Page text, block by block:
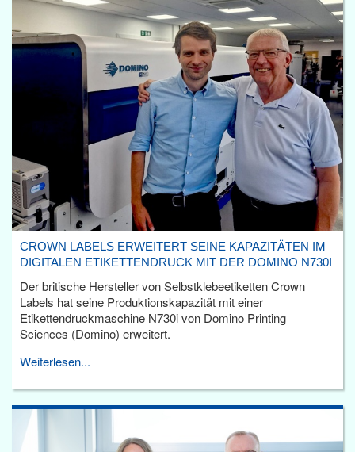
CROWN LABELS ERWEITERT SEINE KAPAZITÄTEN IM
DIGITALEN ETIKETTENDRUCK MIT DER DOMINO N730I
Der britische Hersteller von Selbstklebeetiketten Crown
Labels hat seine Produktionskapazität mit einer
Etikettendruckmaschine N730i von Domino Printing
Sciences (Domino) erweitert.
Weiterlesen...